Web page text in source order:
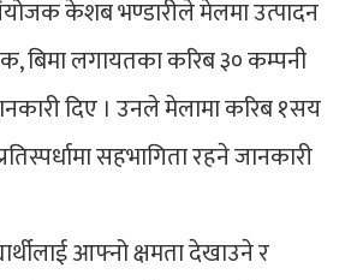
केशब भण्डारीले मेलमा उत्पादन
बिमा लगायतका करिब ३० कम्पनी
दिए । उनले मेलामा करिब १सय
प्रतिस्पर्धामा सहभागिता रहने जानकारी
आफ्नो क्षमता देखाउने र